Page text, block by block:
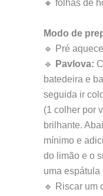
🔸 folhas de
Modo de
🔹 Pré
🔹
Pavlova:
batedeira e
seguida ir
(1 colher por
brilhante.
mínimo e
do limão e o
uma espátula
🔹 Riscar um